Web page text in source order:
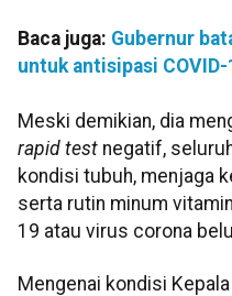
Baca juga: Gubernur
untuk antisipasi COVID-
Meski demikian, dia
rapid test negatif,
kondisi tubuh, menjaga
serta rutin minum
19 atau virus corona
Mengenai kondisi